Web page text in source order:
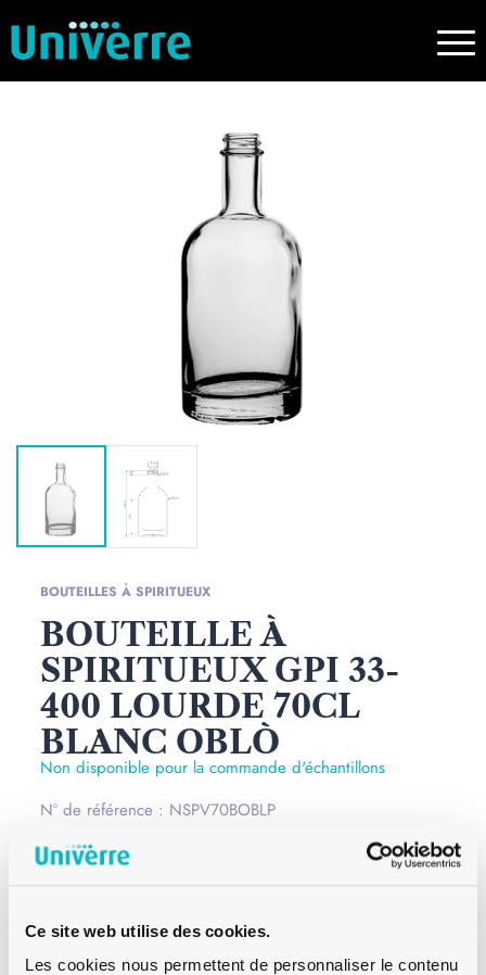
Ce site web utilise des cookies.
Les cookies nous permettent de personnaliser le contenu
BOUTEILLES À SPIRITUEUX
BOUTEILLE À
SPIRITUEUX GPI 33-
400 LOURDE 70CL
BLANC OBLÒ
Non disponible pour la commande d'échantillons
N° de référence : NSPV70BOBLP
Les bouteilles à spiritueux Oblò lourde 70cl couleur
blanche possèdent une forme arrondie et moderne. Ces